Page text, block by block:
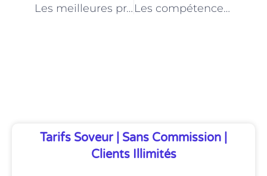
Les meilleures pratiques de conception d’interfaces pour les applications mobiles à Paris Les compétences non techniques importantes pour les développeurs d’applications mobiles à Paris
Tarifs Soveur | Sans Commission |
Clients Illimités